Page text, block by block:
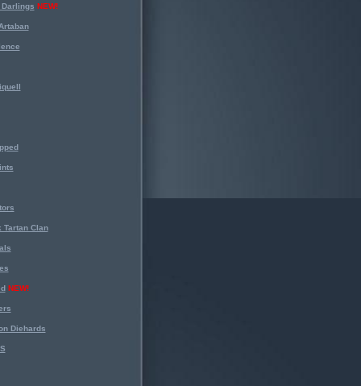
NEW!
Tartan Clan
NEW!
Diehards